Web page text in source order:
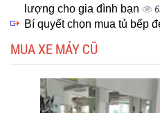
lượng cho gia đình bạn
Bí quyết chọn mua tủ bếp
MUA XE MÁY CŨ